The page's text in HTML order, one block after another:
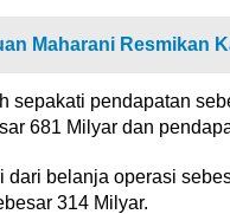
Maharani Resmikan
sepakati pendapatan
681 Milyar dan
dari belanja operasi
314 Milyar.